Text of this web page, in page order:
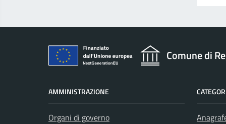
Comune di
AMMINISTRAZIONE
Organi di governo